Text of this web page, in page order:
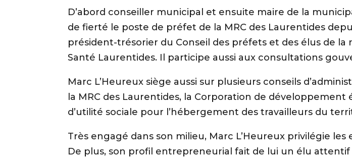
D’abord conseiller municipal et ensuite maire de la
de fierté le poste de préfet de la MRC des Laurentides
président-trésorier du Conseil des préfets et des élus de
Santé Laurentides. Il participe aussi aux consultations
Marc L’Heureux siège aussi sur plusieurs conseils
la MRC des Laurentides, la Corporation de
d’utilité sociale pour l’hébergement des travailleurs du
Très engagé dans son milieu, Marc L’Heureux privilégie
De plus, son profil entrepreneurial fait de lui un élu
M'ABONNE